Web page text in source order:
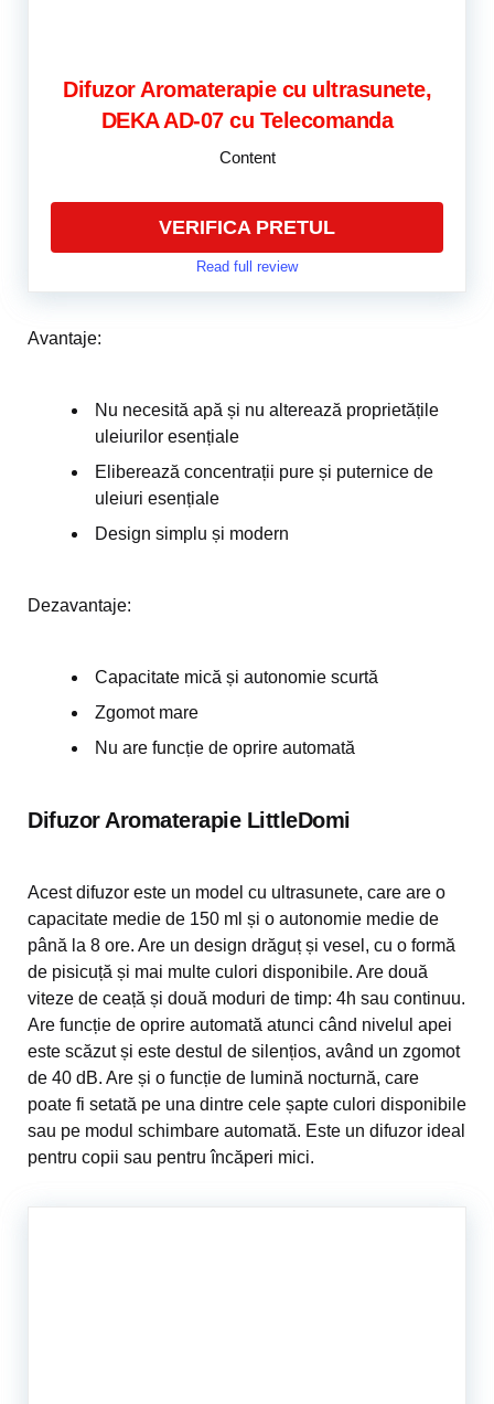
Difuzor Aromaterapie cu ultrasunete,
DEKA AD-07 cu Telecomanda
Content
VERIFICA PRETUL
Read full review
Avantaje:
Nu necesită apă și nu alterează proprietățile
uleiurilor esențiale
Eliberează concentrații pure și puternice de
uleiuri esențiale
Design simplu și modern
Dezavantaje:
Capacitate mică și autonomie scurtă
Zgomot mare
Nu are funcție de oprire automată
Difuzor Aromaterapie LittleDomi
Acest difuzor este un model cu ultrasunete, care are o
capacitate medie de 150 ml și o autonomie medie de
până la 8 ore. Are un design drăguț și vesel, cu o formă
de pisicuță și mai multe culori disponibile. Are două
viteze de ceață și două moduri de timp: 4h sau continuu.
Are funcție de oprire automată atunci când nivelul apei
este scăzut și este destul de silențios, având un zgomot
de 40 dB. Are și o funcție de lumină nocturnă, care
poate fi setată pe una dintre cele șapte culori disponibile
sau pe modul schimbare automată. Este un difuzor ideal
pentru copii sau pentru încăperi mici.